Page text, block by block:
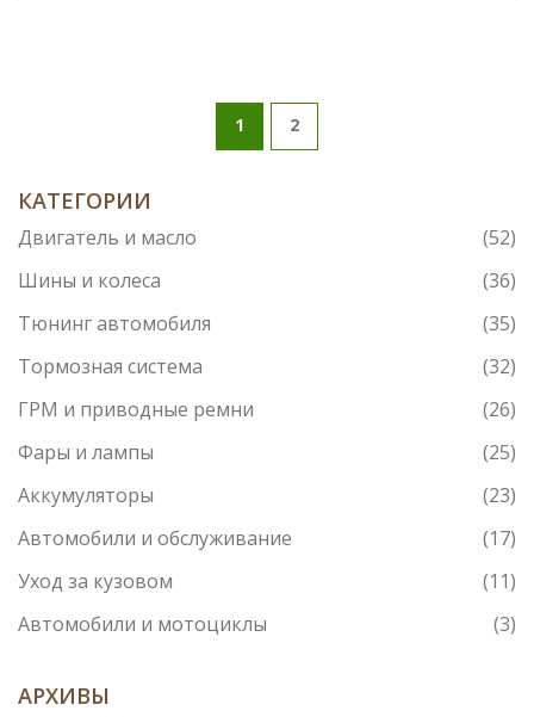
1 2
КАТЕГОРИИ
Двигатель и масло
(52)
Шины и колеса
(36)
Тюнинг автомобиля
(35)
Тормозная система
(32)
ГРМ и приводные ремни
(26)
Фары и лампы
(25)
Аккумуляторы
(23)
Автомобили и обслуживание
(17)
Уход за кузовом
(11)
Автомобили и мотоциклы
(3)
АРХИВЫ